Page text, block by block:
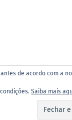
de acordo com a
Saiba mais